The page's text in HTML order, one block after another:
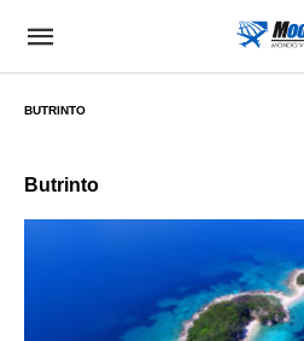
BUTRINTO
Butrinto